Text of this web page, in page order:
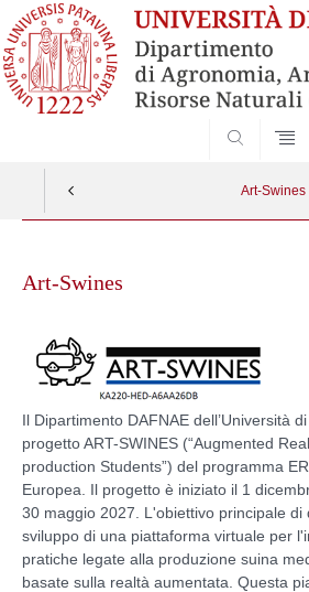
Art-Swines
contentArt-Swines
Il Dipartimento DAFNAE dell’Università
progetto ART-SWINES (“Augmented
production Students”) del programma
Europea. Il progetto è iniziato il 1
30 maggio 2027. L'obiettivo principale di
sviluppo di una piattaforma virtuale per
pratiche legate alla produzione suina
basate sulla realtà aumentata. Questa